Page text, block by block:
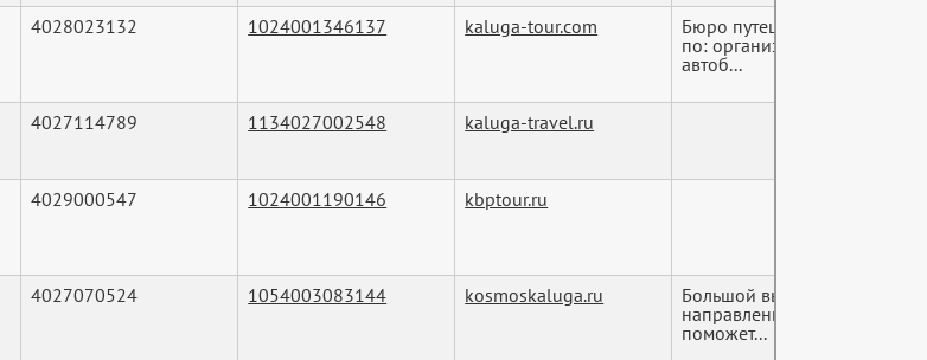
4028023132 1024001346137 kaluga-tour.com
Бюро путешествий
по: организации
автоб...
4027114789 1134027002548 kaluga-travel.ru
4029000547 1024001190146 kbptour.ru
4027070524 1054003083144 kosmoskaluga.ru
Большой выбор горящих
направлениям!
поможет...